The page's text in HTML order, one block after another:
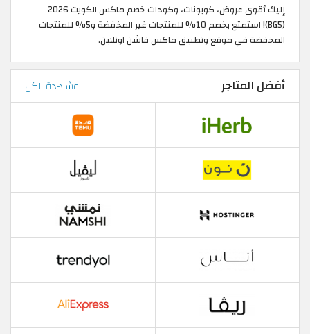
إليك أقوى عروض، كوبونات، وكودات خصم ماكس الكويت 2026
(BG5)! استمتع بخصم 10% للمنتجات غير المخفضة و5% للمنتجات
المخفضة في موقع وتطبيق ماكس فاشن اونلاين.
أفضل المتاجر مشاهدة الكل